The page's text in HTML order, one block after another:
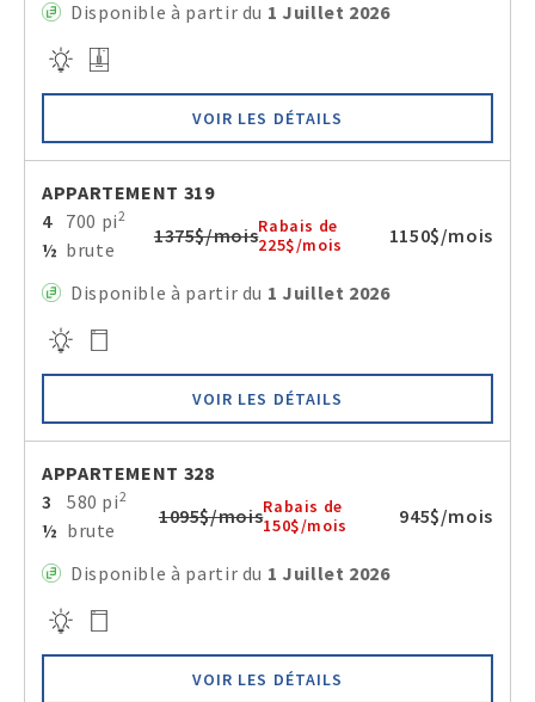
Disponible à partir du 1 Juillet 2026
VOIR LES DÉTAILS
APPARTEMENT 319
4
½
700 pi2
brute
1375$/moisRabais de
225$/mois
1150$/mois
Disponible à partir du 1 Juillet 2026
VOIR LES DÉTAILS
APPARTEMENT 328
3
½
580 pi2
brute
1095$/moisRabais de
150$/mois
945$/mois
Disponible à partir du 1 Juillet 2026
VOIR LES DÉTAILS